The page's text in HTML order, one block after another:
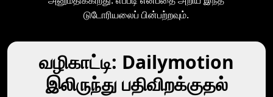
டுடோரியலைப் பின்பற்றவும்.
வழிகாட்டி: Dailymotion
இலிருந்து பதிவிறக்குதல்